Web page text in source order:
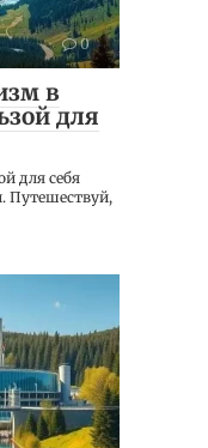
0
в
для
для себя
Путешествуй,